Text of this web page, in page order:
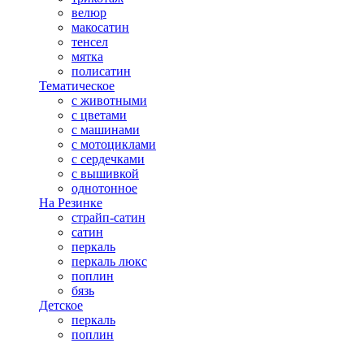
велюр
макосатин
тенсел
мятка
полисатин
Тематическое
с животными
с цветами
с машинами
с мотоциклами
с сердечками
с вышивкой
однотонное
На Резинке
страйп-сатин
сатин
перкаль
перкаль люкс
поплин
бязь
Детское
перкаль
поплин